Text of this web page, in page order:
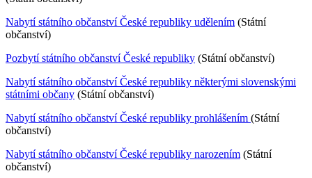
Nabytí státního občanství České republiky udělením (Státní
občanství)
Pozbytí státního občanství České republiky (Státní občanství)
Nabytí státního občanství České republiky některými slovenskými
státními občany (Státní občanství)
Nabytí státního občanství České republiky prohlášením (Státní
občanství)
Nabytí státního občanství České republiky narozením (Státní
občanství)